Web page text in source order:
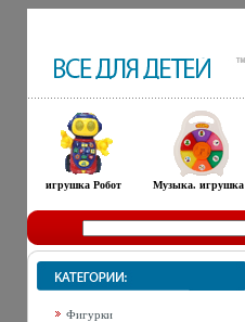
игрушка Робот Музыка. игрушка
Фигурки